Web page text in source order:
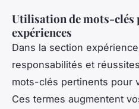
Utilisation de mots-clés
expériences
Dans la section
responsabilités et
mots-clés pertinents pour
Ces termes augmentent